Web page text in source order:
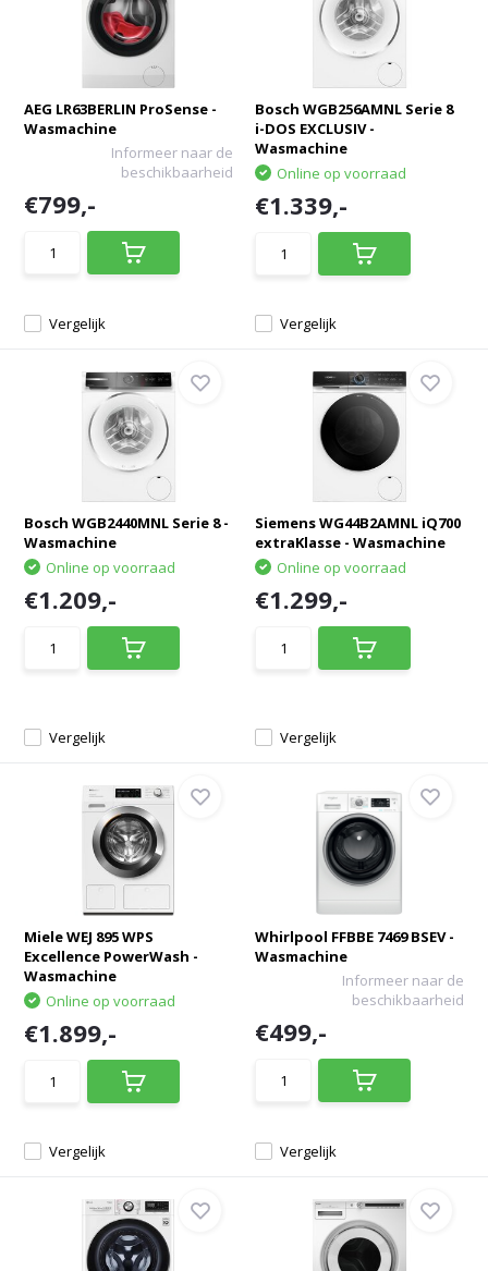
AEG LR63BERLIN ProSense -
Wasmachine
Vergelijk
Informeer naar de
beschikbaarheid
€799,-
Bosch WGB256AMNL Serie 8
i-DOS EXCLUSIV -
Wasmachine
Vergelijk
Online op voorraad
€1.339,-
Bosch WGB2440MNL Serie 8 -
Wasmachine
Vergelijk
Online op voorraad
€1.209,-
Siemens WG44B2AMNL iQ700
extraKlasse - Wasmachine
Vergelijk
Online op voorraad
€1.299,-
Miele WEJ 895 WPS
Excellence PowerWash -
Wasmachine
Vergelijk
Online op voorraad
€1.899,-
Whirlpool FFBBE 7469 BSEV -
Wasmachine
Vergelijk
Informeer naar de
beschikbaarheid
€499,-